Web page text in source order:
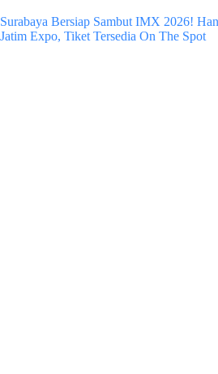
Surabaya Bersiap Sambut IMX 2026!
Jatim Expo, Tiket Tersedia On The Spot